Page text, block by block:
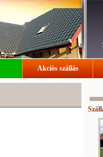
Akciós szállás